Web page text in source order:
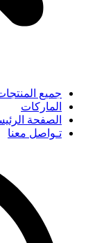
جميع
الماركات
الصفحة
تـواصل معنا